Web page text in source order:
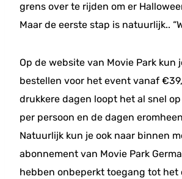
grens over te rijden om er
Maar de eerste stap is natuurlijk..
Op de website van Movie Park kun
bestellen voor het event vanaf
drukkere dagen loopt het al snel
per persoon en de dagen
Natuurlijk kun je ook naar binnen
abonnement van Movie Park
hebben onbeperkt toegang tot het